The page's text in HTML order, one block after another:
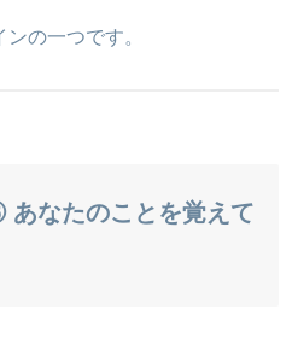
の一つです。
なたのことを覚えて